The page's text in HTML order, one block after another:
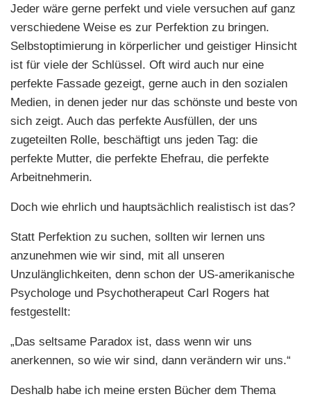
Jeder wäre gerne perfekt und viele versuchen auf ganz
verschiedene Weise es zur Perfektion zu bringen.
Selbstoptimierung in körperlicher und geistiger Hinsicht
ist für viele der Schlüssel. Oft wird auch nur eine
perfekte Fassade gezeigt, gerne auch in den sozialen
Medien, in denen jeder nur das schönste und beste von
sich zeigt. Auch das perfekte Ausfüllen, der uns
zugeteilten Rolle, beschäftigt uns jeden Tag: die
perfekte Mutter, die perfekte Ehefrau, die perfekte
Arbeitnehmerin.
Doch wie ehrlich und hauptsächlich realistisch ist das?
Statt Perfektion zu suchen, sollten wir lernen uns
anzunehmen wie wir sind, mit all unseren
Unzulänglichkeiten, denn schon der US-amerikanische
Psychologe und Psychotherapeut Carl Rogers hat
festgestellt:
„Das seltsame Paradox ist, dass wenn wir uns
anerkennen, so wie wir sind, dann verändern wir uns.“
Deshalb habe ich meine ersten Bücher dem Thema